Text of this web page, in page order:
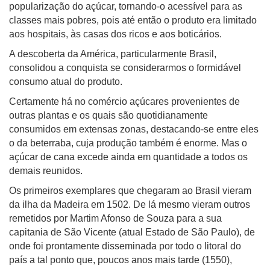
popularização do açúcar, tornando-o acessível para as
classes mais pobres, pois até então o produto era limitado
aos hospitais, às casas dos ricos e aos boticários.
A descoberta da América, particularmente Brasil,
consolidou a conquista se considerarmos o formidável
consumo atual do produto.
Certamente há no comércio açúcares provenientes de
outras plantas e os quais são quotidianamente
consumidos em extensas zonas, destacando-se entre eles
o da beterraba, cuja produção também é enorme. Mas o
açúcar de cana excede ainda em quantidade a todos os
demais reunidos.
Os primeiros exemplares que chegaram ao Brasil vieram
da ilha da Madeira em 1502. De lá mesmo vieram outros
remetidos por Martim Afonso de Souza para a sua
capitania de São Vicente (atual Estado de São Paulo), de
onde foi prontamente disseminada por todo o litoral do
país a tal ponto que, poucos anos mais tarde (1550),